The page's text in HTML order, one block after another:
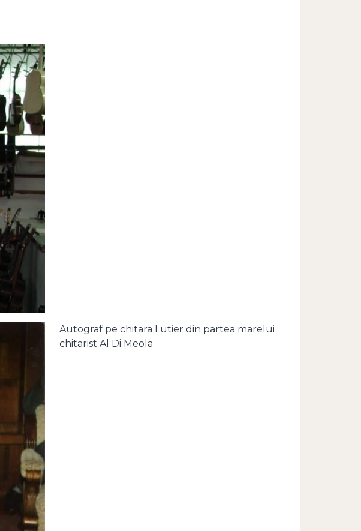
Autograf pe chitara Lutier din partea marelui
chitarist Al Di Meola.